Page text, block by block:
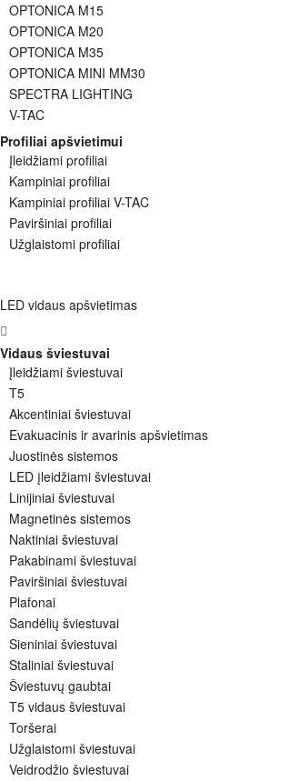
OPTONICA M15
OPTONICA M20
OPTONICA M35
OPTONICA MINI MM30
SPECTRA LIGHTING
V-TAC
Profiliai apšvietimui
Įleidžiami profiliai
Kampiniai profiliai
Kampiniai profiliai V-TAC
Paviršiniai profiliai
Užglaistomi profiliai
LED vidaus apšvietimas
Vidaus šviestuvai
Įleidžiami šviestuvai
T5
Akcentiniai šviestuvai
Evakuacinis ir avarinis apšvietimas
Juostinės sistemos
LED įleidžiami šviestuvai
Linijiniai šviestuvai
Magnetinės sistemos
Naktiniai šviestuvai
Pakabinami šviestuvai
Paviršiniai šviestuvai
Plafonai
Sandėlių šviestuvai
Sieniniai šviestuvai
Staliniai šviestuvai
Šviestuvų gaubtai
T5 vidaus šviestuvai
Toršerai
Užglaistomi šviestuvai
Veidrodžio šviestuvai